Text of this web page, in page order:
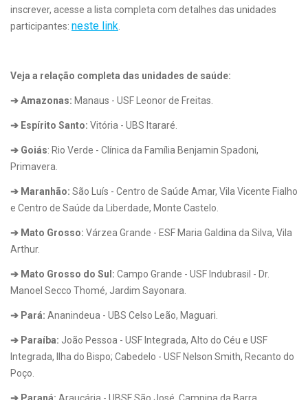
inscrever, acesse a lista completa com detalhes das unidades
participantes: neste link
Veja a relação completa das unidades de saúde:
➔ Amazonas: Manaus - USF Leonor de Freitas.
➔ Espírito Santo: Vitória - UBS Itararé.
➔ Goiás: Rio Verde - Clínica da Família Benjamin Spadoni,
Primavera.
➔ Maranhão: São Luís - Centro de Saúde Amar, Vila Vicente Fialho
e Centro de Saúde da Liberdade, Monte Castelo.
➔ Mato Grosso: Várzea Grande - ESF Maria Galdina da Silva, Vila
Arthur.
➔ Mato Grosso do Sul: Campo Grande - USF Indubrasil - Dr.
Manoel Secco Thomé, Jardim Sayonara.
➔ Pará: Ananindeua - UBS Celso Leão, Maguari.
➔ Paraíba: João Pessoa - USF Integrada, Alto do Céu e USF
Integrada, Ilha do Bispo; Cabedelo - USF Nelson Smith, Recanto do
Poço.